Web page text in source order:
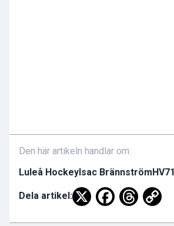
Den här artikeln handlar om:
Luleå Hockey Isac Brännström HV71
Dela artikel: